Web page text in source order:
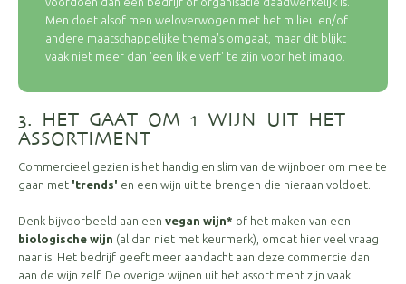
Men doet alsof men weloverwogen met het milieu en/of
andere maatschappelijke thema's omgaat, maar dit blijkt
vaak niet meer dan 'een likje verf' te zijn voor het imago.
3. HET GAAT OM 1 WIJN UIT HET
ASSORTIMENT
Commercieel gezien is het handig en slim van de wijnboer om mee te
gaan met 'trends' en een wijn uit te brengen die hieraan voldoet.
Denk bijvoorbeeld aan een vegan wijn* of het maken van een
biologische wijn (al dan niet met keurmerk), omdat hier veel vraag
naar is. Het bedrijf geeft meer aandacht aan deze commercie dan
aan de wijn zelf. De overige wijnen uit het assortiment zijn vaak